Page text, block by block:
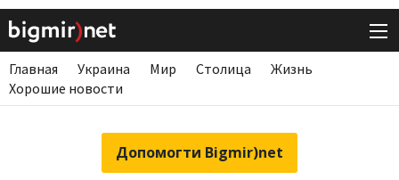
Главная Украина Мир Столица
Жизнь
Хорошие новости
Допомогти Bigmir)net